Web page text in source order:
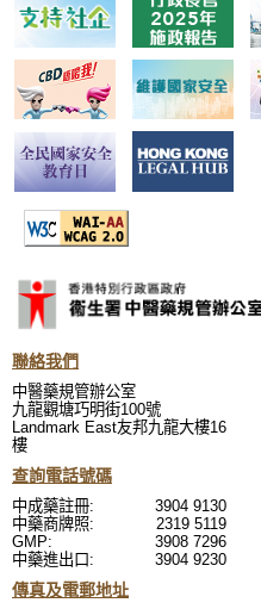
聯絡我們
中醫藥規管辦公室
九龍觀塘巧明街100號
Landmark East友邦九龍大樓16
樓
查詢電話號碼
中成藥註冊:
3904 9130
中藥商牌照:
2319 5119
GMP:
3908 7296
中藥進出口:
3904 9230
傳真及電郵地址